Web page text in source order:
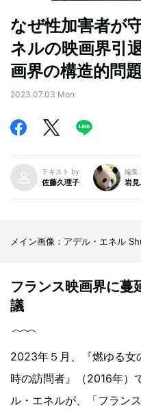
なぜ性加害者が
ネルの映画界引
画界の構造的問
2023.07.03 Mon
テキスト by
佐藤久理子
編集
岩
メイン画像：アデル・エネル
フランス映画界に蔓
議
2023年５月、『燃ゆる女
時の訪問者』（2016年）
ル・エネルが、「フラン